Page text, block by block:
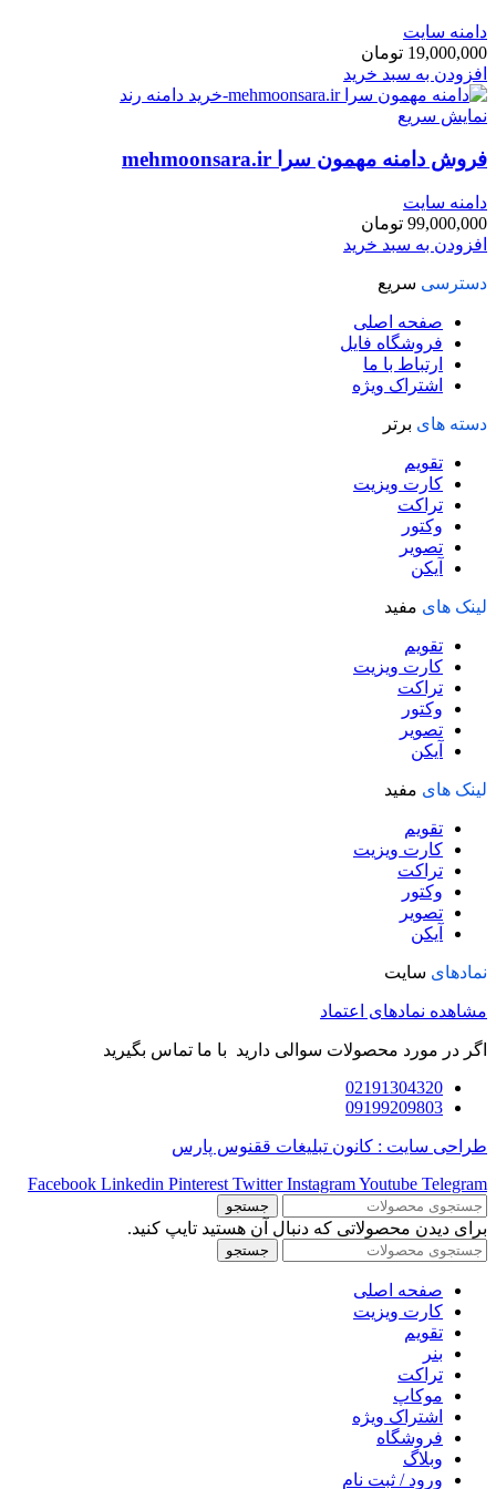
دامنه سایت
19,000,000 تومان
افزودن به سبد خرید
نمایش سریع
فروش دامنه مهمون سرا mehmoonsara.ir
دامنه سایت
99,000,000 تومان
افزودن به سبد خرید
دسترسی سریع
صفحه اصلی
فروشگاه فایل
ارتباط با ما
اشتراک ویژه
دسته های برتر
تقویم
کارت ویزیت
تراکت
وکتور
تصویر
آیکن
لینک های مفید
تقویم
کارت ویزیت
تراکت
وکتور
تصویر
آیکن
لینک های مفید
تقویم
کارت ویزیت
تراکت
وکتور
تصویر
آیکن
نمادهای سایت
مشاهده نمادهای اعتماد
اگر در مورد محصولات سوالی دارید با ما تماس بگیرید
02191304320
09199209803
طراحی سایت : کانون تبلیغات ققنوس پارس
Facebook Linkedin Pinterest Twitter InstagramYoutube Telegram
جستجو
برای دیدن محصولاتی که دنبال آن هستید تایپ کنید.
جستجو
صفحه اصلی
کارت ویزیت
تقویم
بنر
تراکت
موکاپ
اشتراک ویژه
فروشگاه
وبلاگ
ورود / ثبت نام